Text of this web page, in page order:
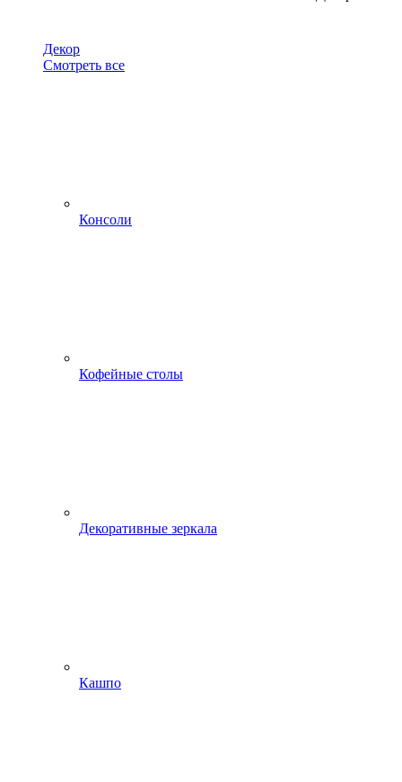
Декор
Смотреть все
Консоли
Кофейные столы
Декоративные зеркала
Кашпо